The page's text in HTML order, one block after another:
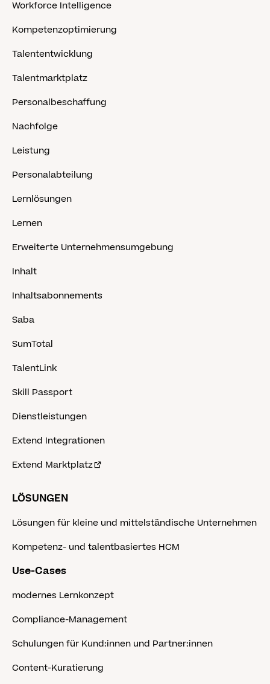
Workforce Intelligence
Kompetenzoptimierung
Talententwicklung
Talentmarktplatz
Personalbeschaffung
Nachfolge
Leistung
Personalabteilung
Lernlösungen
Lernen
Erweiterte Unternehmensumgebung
Inhalt
Inhaltsabonnements
Saba
SumTotal
TalentLink
Skill Passport
Dienstleistungen
Extend Integrationen
Extend Marktplatz
LÖSUNGEN
Lösungen für kleine und mittelständische Unternehmen
Kompetenz- und talentbasiertes HCM
Use-Cases
modernes Lernkonzept
Compliance-Management
Schulungen für Kund:innen und Partner:innen
Content-Kuratierung